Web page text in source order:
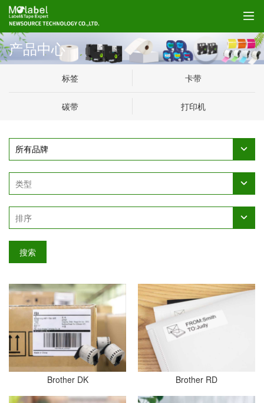
产品中心
标签 卡带
碳带 打印机
搜索
Brother DK Brother RD